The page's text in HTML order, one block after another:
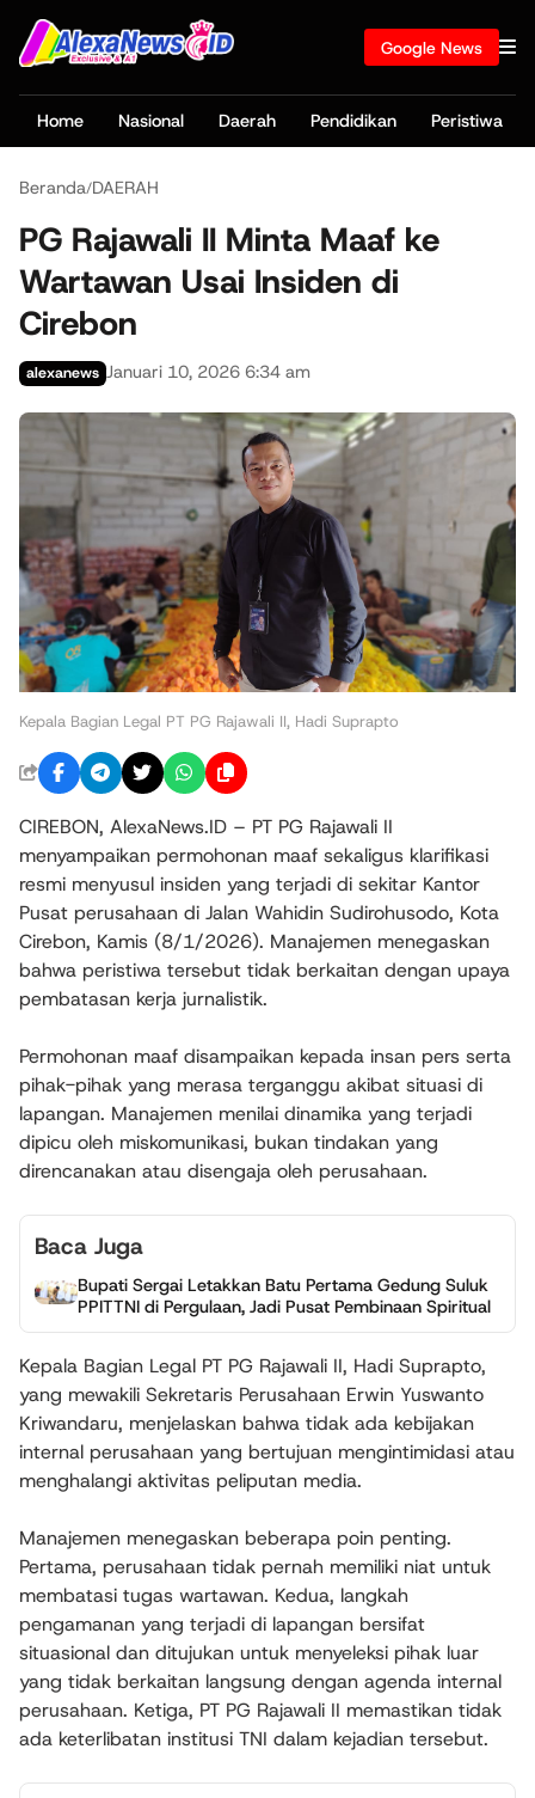
Google News
Home Nasional Daerah Pendidikan Peristiwa
Beranda/DAERAH
PG Rajawali II Minta Maaf ke
Wartawan Usai Insiden di
Cirebon
alexanews Januari 10, 2026 6:34 am
Kepala Bagian Legal PT PG Rajawali II, Hadi Suprapto
CIREBON, AlexaNews.ID – PT PG Rajawali II
menyampaikan permohonan maaf sekaligus klarifikasi
resmi menyusul insiden yang terjadi di sekitar Kantor
Pusat perusahaan di Jalan Wahidin Sudirohusodo, Kota
Cirebon, Kamis (8/1/2026). Manajemen menegaskan
bahwa peristiwa tersebut tidak berkaitan dengan upaya
pembatasan kerja jurnalistik.
Permohonan maaf disampaikan kepada insan pers serta
pihak-pihak yang merasa terganggu akibat situasi di
lapangan. Manajemen menilai dinamika yang terjadi
dipicu oleh miskomunikasi, bukan tindakan yang
direncanakan atau disengaja oleh perusahaan.
Baca Juga
Bupati Sergai Letakkan Batu Pertama Gedung Suluk
PPITTNI di Pergulaan, Jadi Pusat Pembinaan Spiritual
Kepala Bagian Legal PT PG Rajawali II, Hadi Suprapto,
yang mewakili Sekretaris Perusahaan Erwin Yuswanto
Kriwandaru, menjelaskan bahwa tidak ada kebijakan
internal perusahaan yang bertujuan mengintimidasi atau
menghalangi aktivitas peliputan media.
Manajemen menegaskan beberapa poin penting.
Pertama, perusahaan tidak pernah memiliki niat untuk
membatasi tugas wartawan. Kedua, langkah
pengamanan yang terjadi di lapangan bersifat
situasional dan ditujukan untuk menyeleksi pihak luar
yang tidak berkaitan langsung dengan agenda internal
perusahaan. Ketiga, PT PG Rajawali II memastikan tidak
ada keterlibatan institusi TNI dalam kejadian tersebut.